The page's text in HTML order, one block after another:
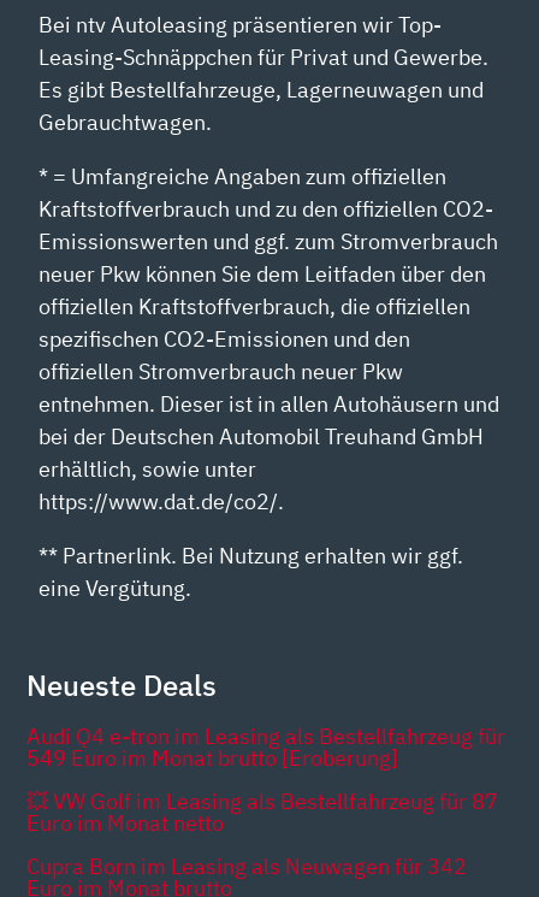
Bei ntv Autoleasing präsentieren wir Top-
Leasing-Schnäppchen für Privat und Gewerbe.
Es gibt Bestellfahrzeuge, Lagerneuwagen und
Gebrauchtwagen.
* = Umfangreiche Angaben zum offiziellen
Kraftstoffverbrauch und zu den offiziellen CO2-
Emissionswerten und ggf. zum Stromverbrauch
neuer Pkw können Sie dem Leitfaden über den
offiziellen Kraftstoffverbrauch, die offiziellen
spezifischen CO2-Emissionen und den
offiziellen Stromverbrauch neuer Pkw
entnehmen. Dieser ist in allen Autohäusern und
bei der Deutschen Automobil Treuhand GmbH
erhältlich, sowie unter
https://www.dat.de/co2/.
** Partnerlink. Bei Nutzung erhalten wir ggf.
eine Vergütung.
Neueste Deals
Audi Q4 e-tron im Leasing als Bestellfahrzeug für
549 Euro im Monat brutto [Eroberung]
💥 VW Golf im Leasing als Bestellfahrzeug für 87
Euro im Monat netto
Cupra Born im Leasing als Neuwagen für 342
Euro im Monat brutto